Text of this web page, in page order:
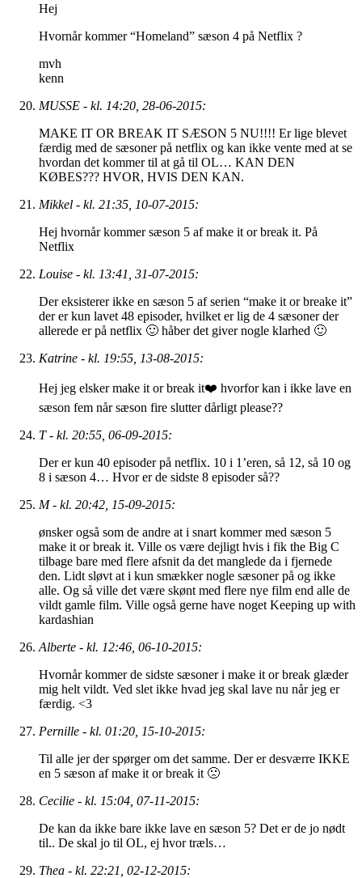
Hej
Hvornår kommer “Homeland” sæson 4 på Netflix ?
mvh
kenn
MUSSE - kl. 14:20, 28-06-2015:
MAKE IT OR BREAK IT SÆSON 5 NU!!!! Er lige blevet
færdig med de sæsoner på netflix og kan ikke vente med at se
hvordan det kommer til at gå til OL… KAN DEN
KØBES??? HVOR, HVIS DEN KAN.
Mikkel - kl. 21:35, 10-07-2015:
Hej hvornår kommer sæson 5 af make it or break it. På
Netflix
Louise - kl. 13:41, 31-07-2015:
Der eksisterer ikke en sæson 5 af serien “make it or breake it”
der er kun lavet 48 episoder, hvilket er lig de 4 sæsoner der
allerede er på netflix 🙂 håber det giver nogle klarhed 🙂
Katrine - kl. 19:55, 13-08-2015:
Hej jeg elsker make it or break it❤️ hvorfor kan i ikke lave en
sæson fem når sæson fire slutter dårligt please??
T - kl. 20:55, 06-09-2015:
Der er kun 40 episoder på netflix. 10 i 1’eren, så 12, så 10 og
8 i sæson 4… Hvor er de sidste 8 episoder så??
M - kl. 20:42, 15-09-2015:
ønsker også som de andre at i snart kommer med sæson 5
make it or break it. Ville os være dejligt hvis i fik the Big C
tilbage bare med flere afsnit da det manglede da i fjernede
den. Lidt sløvt at i kun smækker nogle sæsoner på og ikke
alle. Og så ville det være skønt med flere nye film end alle de
vildt gamle film. Ville også gerne have noget Keeping up with
kardashian
Alberte - kl. 12:46, 06-10-2015:
Hvornår kommer de sidste sæsoner i make it or break glæder
mig helt vildt. Ved slet ikke hvad jeg skal lave nu når jeg er
færdig. <3
Pernille - kl. 01:20, 15-10-2015:
Til alle jer der spørger om det samme. Der er desværre IKKE
en 5 sæson af make it or break it 🙁
Cecilie - kl. 15:04, 07-11-2015:
De kan da ikke bare ikke lave en sæson 5? Det er de jo nødt
til.. De skal jo til OL, ej hvor træls…
Thea - kl. 22:21, 02-12-2015: